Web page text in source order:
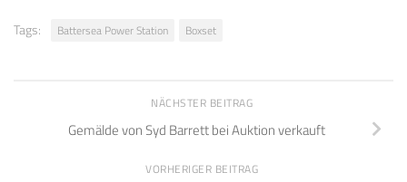
Tags: Battersea Power Station Boxset
NÄCHSTER BEITRAG
Gemälde von Syd Barrett bei Auktion verkauft
VORHERIGER BEITRAG